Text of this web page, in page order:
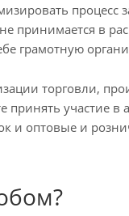
процесс
принимается в
грамотную
торговли,
принять участие
и оптовые и